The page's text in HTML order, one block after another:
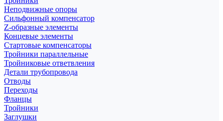
Неподвижные опоры
Cильфонный компенсатор
Z-образные элементы
Концевые элементы
Стартовые компенсаторы
Тройники параллельные
Тройниковые ответвления
Детали трубопровода
Отводы
Переходы
Фланцы
Тройники
Заглушки